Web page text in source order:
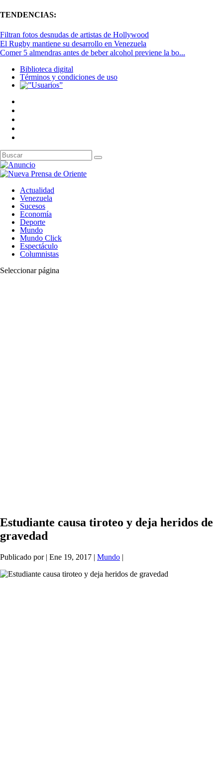
TENDENCIAS:
Filtran fotos desnudas de artistas de Hollywood
El Rugby mantiene su desarrollo en Venezuela
Comer 5 almendras antes de beber alcohol previene la bo...
Biblioteca digital
Términos y condiciones de uso
Actualidad
Venezuela
Sucesos
Economía
Deporte
Mundo
Mundo Click
Espectáculo
Columnistas
Seleccionar página
Estudiante causa tiroteo y deja heridos de
gravedad
Publicado por | Ene 19, 2017 | Mundo |